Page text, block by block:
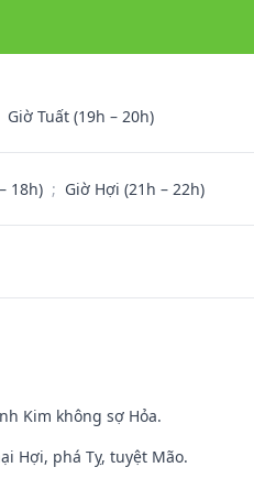
Giờ Tuất (19h – 20h)
18h) ; Giờ Hợi (21h – 22h)
Kim không sợ Hỏa.
Hợi, phá Tỵ, tuyệt Mão.